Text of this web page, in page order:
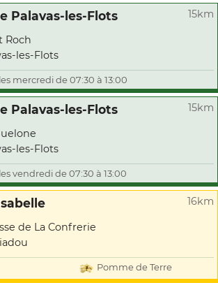
Palavas-les-Flots 15km
Roch
les-Flots
mercredi de 07:30 à 13:00
Palavas-les-Flots 15km
les-Flots
vendredi de 07:30 à 13:00
16km
de La Confrerie
Pomme de Terre